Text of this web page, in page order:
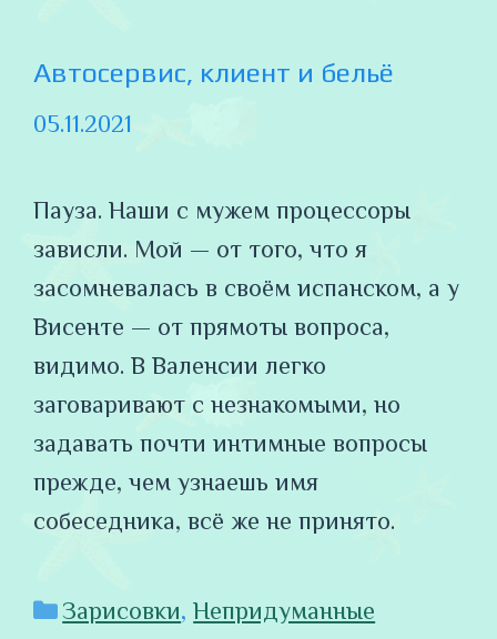
Автосервис, клиент и бельё
05.11.2021
Пауза. Наши с мужем процессоры
зависли. Мой — от того, что я
засомневалась в своём испанском, а у
Висенте — от прямоты вопроса,
видимо. В Валенсии легко
заговаривают с незнакомыми, но
задавать почти интимные вопросы
прежде, чем узнаешь имя
собеседника, всё же не принято.
Рубрики
Зарисовки,Непридуманные